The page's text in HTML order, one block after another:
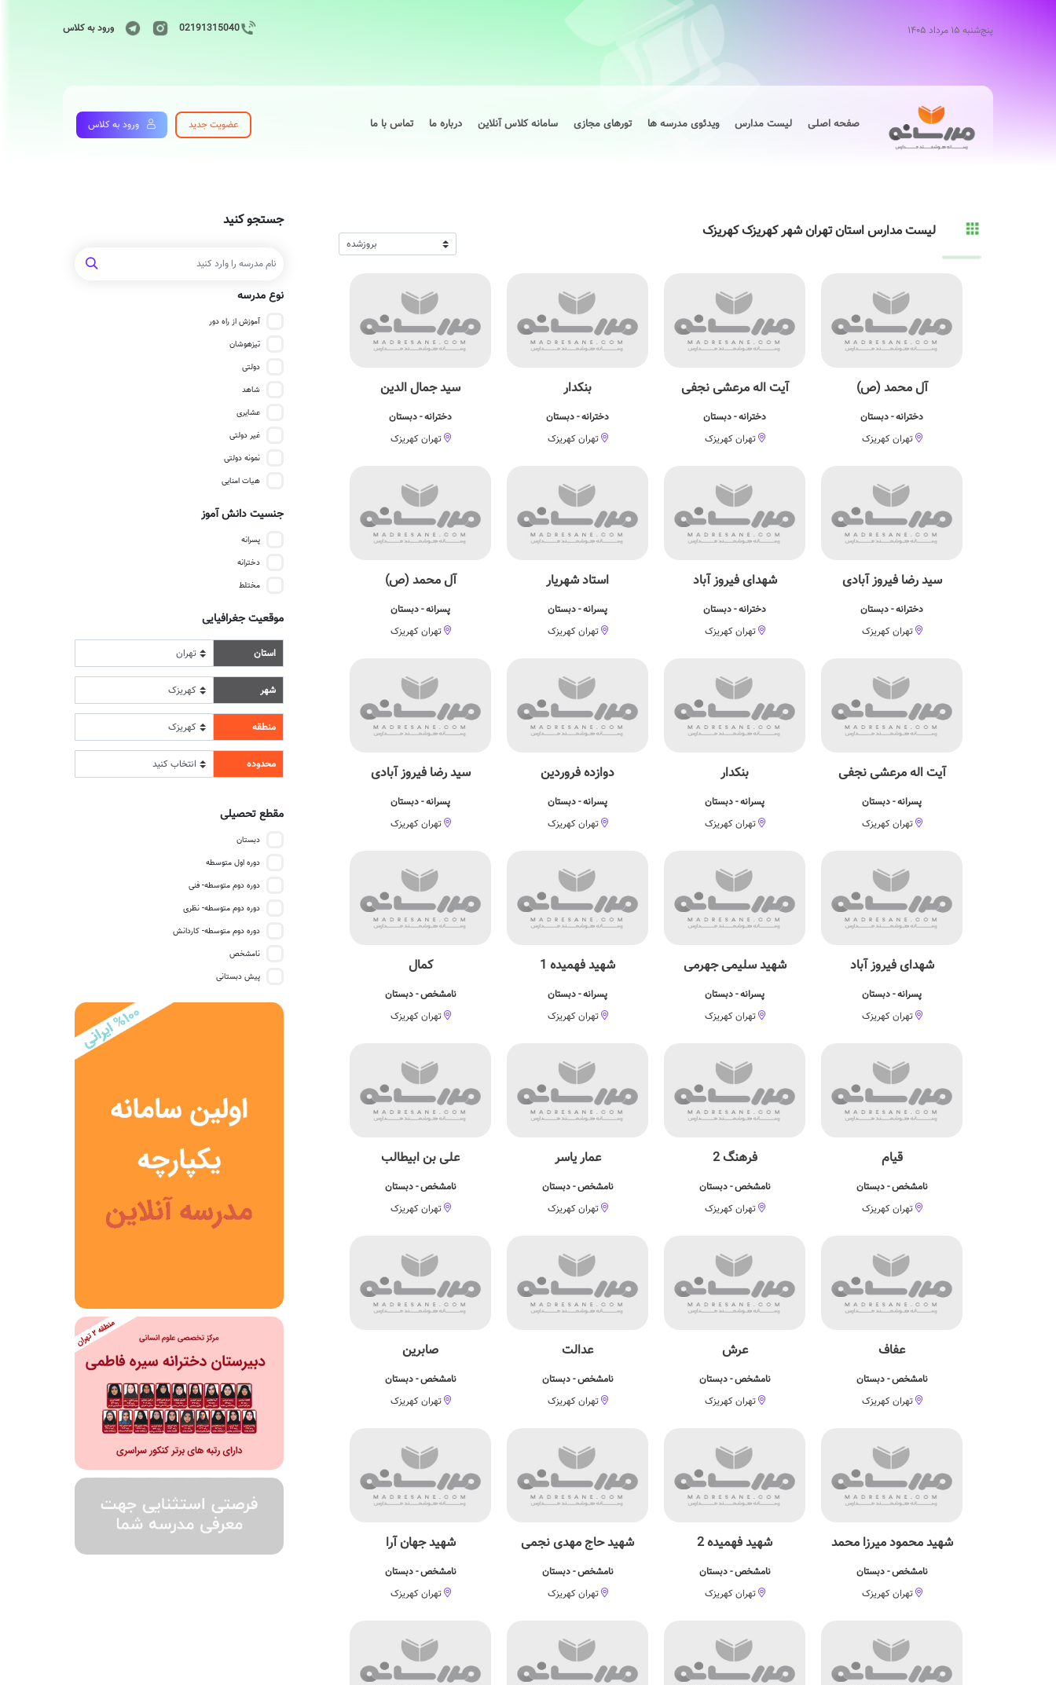
پنج‌شنبه ۱۵ مرداد ۱۴۰۵ 02191315040 ورود به کلاس
صفحه اصلی لیست مدارس ویدئوی مدرسه ها تورهای مجازی سامانه کلاس آنلاین درباره ما تماس با ما عضویت جدید ورود به کلاس
جستجو کنید
نوع مدرسه
آموزش از راه دور
تیزهوشان
دولتی
شاهد
عشایری
غیر دولتی
نمونه دولتی
هیات امنایی
جنسیت دانش آموز
پسرانه
دخترانه
مختلط
موقعیت جغرافیایی
استان
شهر
منطقه
محدوده
مقطع تحصیلی
دبستان
دوره اول متوسطه
دوره دوم متوسطه- فنی
دوره دوم متوسطه- نظری
دوره دوم متوسطه- کاردانش
نامشخص
پیش دبستانی
لیست مدارس استان تهران شهر کهریزک کهریزک
آل محمد (ص)
دخترانه - دبستان
تهران کهریزک
آیت اله مرعشی نجفی
دخترانه - دبستان
تهران کهریزک
بنکدار
دخترانه - دبستان
تهران کهریزک
سید جمال الدین
دخترانه - دبستان
تهران کهریزک
سید رضا فیروز آبادی
دخترانه - دبستان
تهران کهریزک
شهدای فیروز آباد
دخترانه - دبستان
تهران کهریزک
استاد شهریار
پسرانه - دبستان
تهران کهریزک
آل محمد (ص)
پسرانه - دبستان
تهران کهریزک
آیت اله مرعشی نجفی
پسرانه - دبستان
تهران کهریزک
بنکدار
پسرانه - دبستان
تهران کهریزک
دوازده فروردین
پسرانه - دبستان
تهران کهریزک
سید رضا فیروز آبادی
پسرانه - دبستان
تهران کهریزک
شهدای فیروز آباد
پسرانه - دبستان
تهران کهریزک
شهید سلیمی جهرمی
پسرانه - دبستان
تهران کهریزک
شهید فهمیده 1
پسرانه - دبستان
تهران کهریزک
کمال
نامشخص - دبستان
تهران کهریزک
قیام
نامشخص - دبستان
تهران کهریزک
فرهنگ 2
نامشخص - دبستان
تهران کهریزک
عمار یاسر
نامشخص - دبستان
تهران کهریزک
علی بن ابیطالب
نامشخص - دبستان
تهران کهریزک
عفاف
نامشخص - دبستان
تهران کهریزک
عرش
نامشخص - دبستان
تهران کهریزک
عدالت
نامشخص - دبستان
تهران کهریزک
صابرین
نامشخص - دبستان
تهران کهریزک
شهید محمود میرزا محمد
نامشخص - دبستان
تهران کهریزک
شهید فهمیده 2
نامشخص - دبستان
تهران کهریزک
شهید حاج مهدی نجمی
نامشخص - دبستان
تهران کهریزک
شهید جهان آرا
نامشخص - دبستان
تهران کهریزک